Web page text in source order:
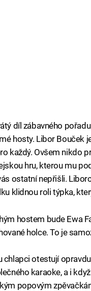
díl zábavného
hosty. Libor Bouček
každý. Ovšem nikdo
hru, kterou mu
ostatní nepřišli.
klidnou roli týpka,
hostem bude Ewa
holce. To je
chlapci otestují
karaoke, a i
popovým